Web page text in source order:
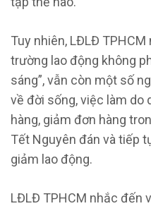
Tuy nhiên, LĐLĐ
trường lao động không
sáng”, vẫn còn một số
về đời sống, việc làm do
hàng, giảm đơn hàng
Tết Nguyên đán và tiếp
giảm lao động.
LĐLĐ TPHCM nhắc đến